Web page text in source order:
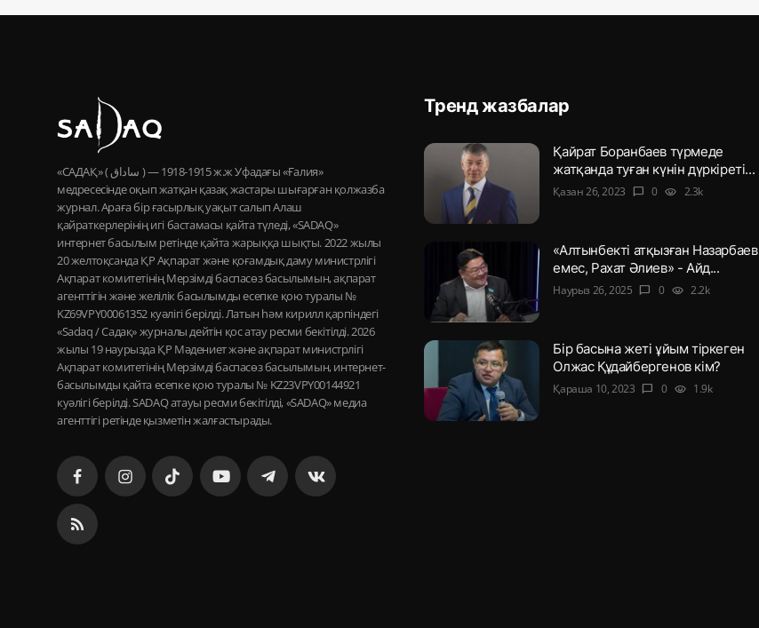
«САДАҚ» ( ساداق ) — 1915-1918 ж.ж Уфадағы «Ғалия»
медресесінде оқып жатқан қазақ жастары шығарған қолжазба
журнал. Араға бір ғасырлық уақыт салып Алаш
қайраткерлерінің игі бастамасы қайта түледі, «SADAQ»
интернет басылым ретінде қайта жарыққа шықты. 2022 жылы
20 желтоқсанда ҚР Ақпарат және қоғамдық даму министрлігі
Ақпарат комитетінің Мерзімді баспасөз басылымын, ақпарат
агенттігін және желілік басылымды есепке қою туралы №
KZ69VPY00061352 куәлігі берілді. Латын һәм кирилл қарпіндегі
«Sadaq / Садақ» журналы дейтін қос атау ресми бекітілді. 2026
жылы 19 наурызда ҚР Мәдениет және ақпарат министрлігі
Ақпарат комитетінің Мерзімді баспасөз басылымын, интернет-
басылымды қайта есепке қою туралы № KZ23VPY00144921
куәлігі берілді. SADAQ атауы ресми бекітілді, «SADAQ» медиа
агенттігі ретінде қызметін жалғастырады.
Тренд жазбалар
Қайрат Боранбаев түрмеде
жатқанда туған күнін дүркіреті...
Қазан 26, 2023 chat_bubble 0 visibility 2.3k
«Алтынбекті атқызған Назарбаев
емес, Рахат Әлиев» - Айд...
Наурыз 26, 2025 chat_bubble 0 visibility 2.2k
Бір басына жеті ұйым тіркеген
Олжас Құдайбергенов кім?
Қараша 10, 2023 chat_bubble 0 visibility 1.9k